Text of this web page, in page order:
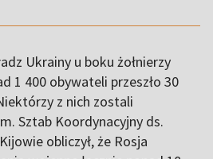
Ukrainy u boku żołnierzy
1 400 obywateli przeszło 30
z nich zostali
Sztab Koordynacyjny ds.
obliczył, że Rosja